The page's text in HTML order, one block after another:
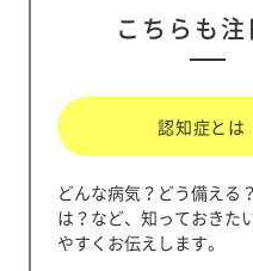
こちらも注
認知症とは
どんな病気？どう備える
は？など、知っておきた
やすくお伝えします。